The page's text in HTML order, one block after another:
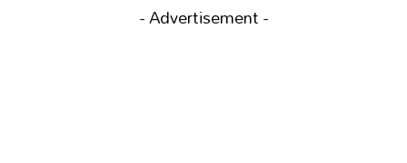
- Advertisement -